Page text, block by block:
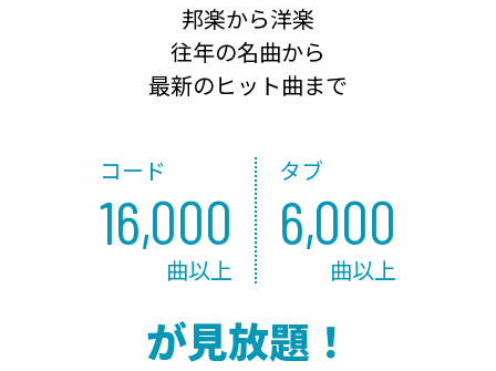
邦楽から洋楽
往年の名曲から
最新のヒット曲まで
コード
16,000
曲以上
タブ
6,000
曲以上
が見放題！